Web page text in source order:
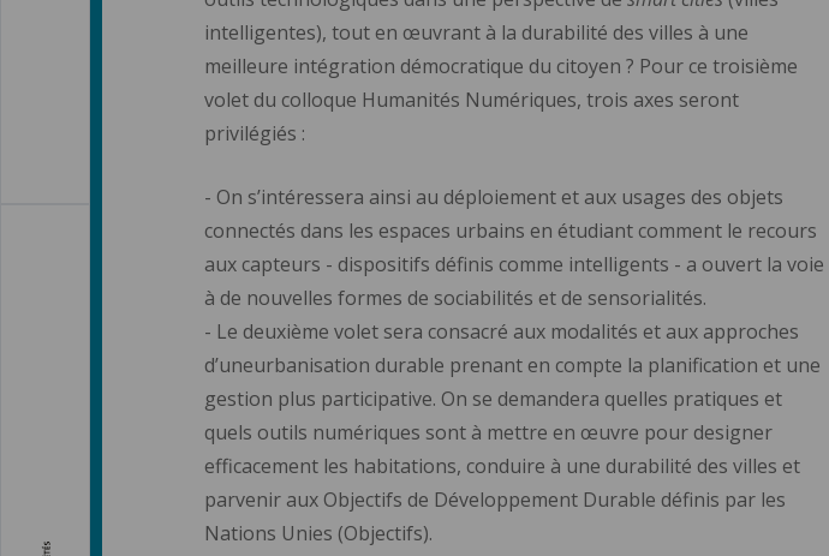
intelligentes), tout en œuvrant à la durabilité des villes à une
meilleure intégration démocratique du citoyen ? Pour ce troisième
volet du colloque Humanités Numériques, trois axes seront
privilégiés :
- On s’intéressera ainsi au déploiement et aux usages des objets
connectés dans les espaces urbains en étudiant comment le recours
aux capteurs - dispositifs définis comme intelligents - a ouvert la voie
à de nouvelles formes de sociabilités et de sensorialités.
- Le deuxième volet sera consacré aux modalités et aux approches
d’uneurbanisation durable prenant en compte la planification et une
gestion plus participative. On se demandera quelles pratiques et
quels outils numériques sont à mettre en œuvre pour designer
efficacement les habitations, conduire à une durabilité des villes et
parvenir aux Objectifs de Développement Durable définis par les
Nations Unies (Objectifs).